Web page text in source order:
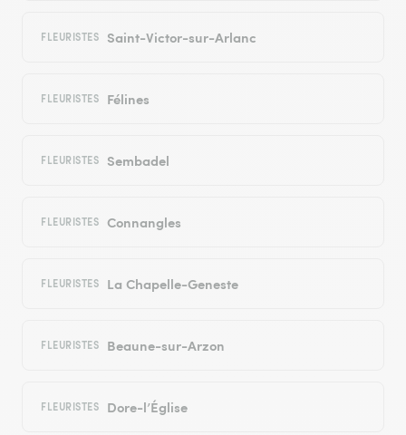
FLEURISTES Saint-Victor-sur-Arlanc
FLEURISTES Félines
FLEURISTES Sembadel
FLEURISTES Connangles
FLEURISTES La Chapelle-Geneste
FLEURISTES Beaune-sur-Arzon
FLEURISTES Dore-l’Église